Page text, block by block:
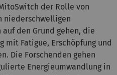
der Rolle von
niederschwelligen
den Grund gehen, die
mit Fatigue, Erschöpfung und
Die Forschenden gehen
Energieumwandlung in